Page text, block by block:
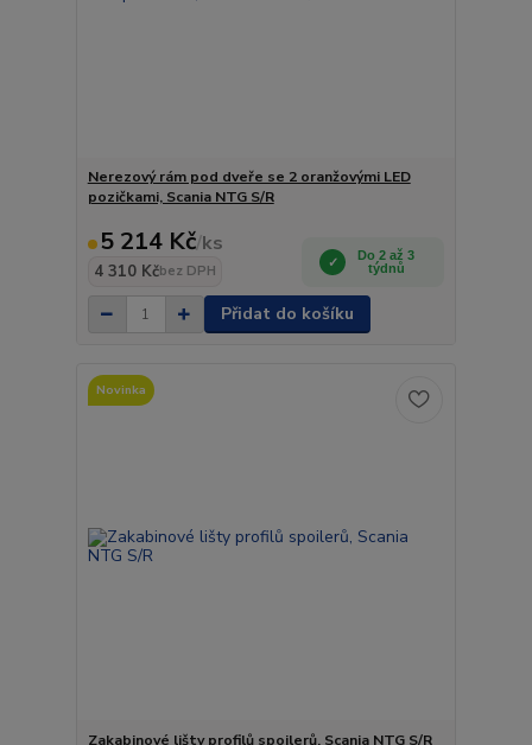
Nerezový rám pod dveře se 2 oranžovými LED
pozičkami, Scania NTG S/R
5 214 Kč/ks
4 310 Kčbez DPH
Do 2 až 3
týdnů
Přidat do košíku
Novinka
Zakabinové lišty profilů spoilerů, Scania NTG S/R